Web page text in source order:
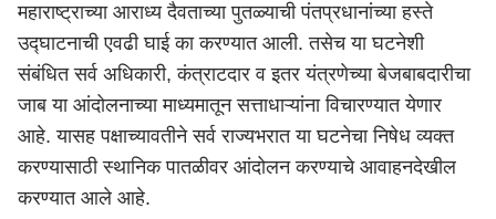
महाराष्ट्राच्या आराध्य दैवताच्या पुतळ्याची पंतप्रधानांच्या हस्ते
उद्घाटनाची एवढी घाई का करण्यात आली. तसेच या घटनेशी
संबंधित सर्व अधिकारी, कंत्राटदार व इतर यंत्रणेच्या बेजबाबदारीचा
जाब या आंदोलनाच्या माध्यमातून सत्ताधाऱ्यांना विचारण्यात येणार
आहे. यासह पक्षाच्यावतीने सर्व राज्यभरात या घटनेचा निषेध व्यक्त
करण्यासाठी स्थानिक पातळीवर आंदोलन करण्याचे आवाहनदेखील
करण्यात आले आहे.